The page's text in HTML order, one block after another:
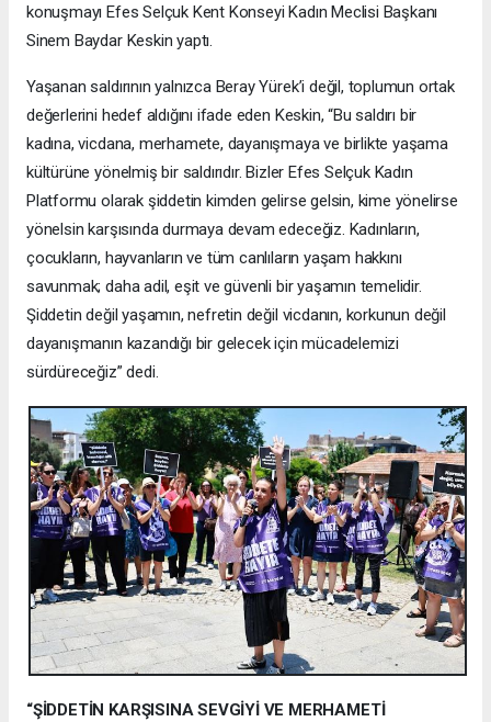
konuşmayı Efes Selçuk Kent Konseyi Kadın Meclisi Başkanı
Sinem Baydar Keskin yaptı.
Yaşanan saldırının yalnızca Beray Yürek’i değil, toplumun ortak
değerlerini hedef aldığını ifade eden Keskin, “Bu saldırı bir
kadına, vicdana, merhamete, dayanışmaya ve birlikte yaşama
kültürüne yönelmiş bir saldırıdır. Bizler Efes Selçuk Kadın
Platformu olarak şiddetin kimden gelirse gelsin, kime yönelirse
yönelsin karşısında durmaya devam edeceğiz. Kadınların,
çocukların, hayvanların ve tüm canlıların yaşam hakkını
savunmak; daha adil, eşit ve güvenli bir yaşamın temelidir.
Şiddetin değil yaşamın, nefretin değil vicdanın, korkunun değil
dayanışmanın kazandığı bir gelecek için mücadelemizi
sürdüreceğiz” dedi.
“ŞİDDETİN KARŞISINA SEVGİYİ VE MERHAMETİ